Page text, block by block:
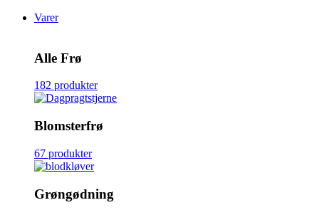
Varer
Alle Frø
182 produkter
Blomsterfrø
67 produkter
Grøngødning